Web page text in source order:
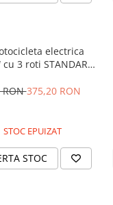
electrica
cu 3 roti STANDARD
RON375,20 RON
STOC EPUIZAT
STOC